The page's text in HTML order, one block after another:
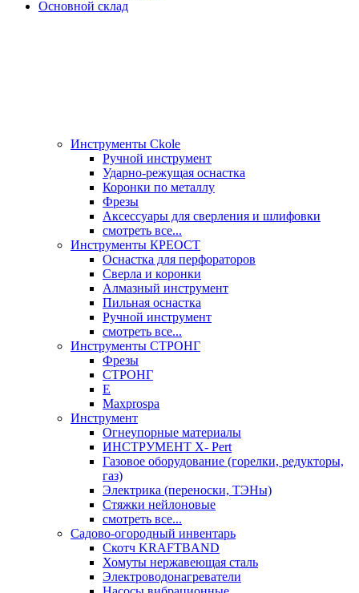
Основной склад
Инструменты Ckole
Ручной инструмент
Ударно‑режущая оснастка
Коронки по металлу
Фрезы
Аксессуары для сверления и шлифовки
смотреть все...
Инструменты КРЕОСТ
Оснастка для перфораторов
Сверла и коронки
Алмазный инструмент
Пильная оснастка
Ручной инструмент
смотреть все...
Инструменты СТРОНГ
Фрезы
СТРОНГ
Е
Maxprospa
Инструмент
Огнеупорные материалы
ИНСТРУМЕНТ X- Pert
Газовое оборудование (горелки, редукторы,
газ)
Электрика (переноски, ТЭНы)
Стяжки нейлоновые
смотреть все...
Садово-огородный инвентарь
Скотч KRAFTBAND
Хомуты нержавеющая сталь
Электроводонагреватели